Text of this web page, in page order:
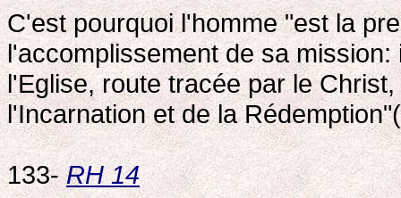
C'est pourquoi l'homme "est la
l'accomplissement de sa
l'Eglise, route tracée par le
l'Incarnation et de la
133-RH 14